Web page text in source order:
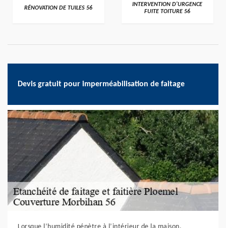
>
RÉNOVATION DE TUILES 56 >
INTERVENTION D'URGENCE
FUITE TOITURE 56
Devis gratuit pour imperméabilisation de faitage